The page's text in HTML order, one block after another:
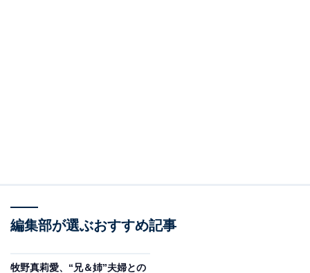
編集部が選ぶおすすめ記事
牧野真莉愛、“兄＆姉”夫婦との